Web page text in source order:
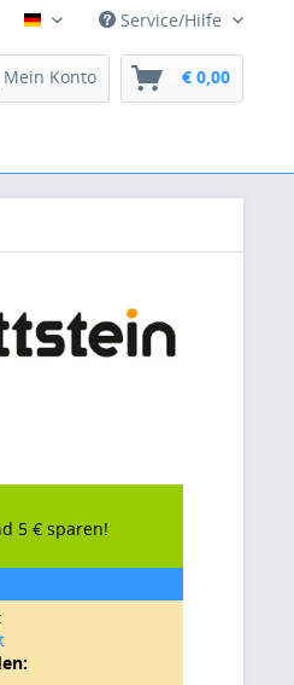
Deutsch Service/Hilfe
Mein Konto € 0,00
5 € sparen!